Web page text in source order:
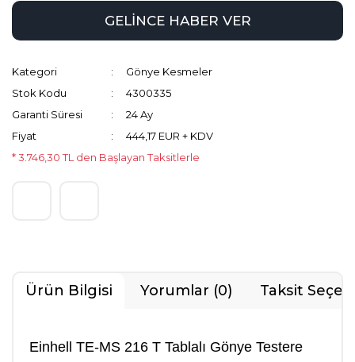
GELİNCE HABER VER
Kategori
Gönye Kesmeler
Stok Kodu
4300335
Garanti Süresi
24 Ay
Fiyat
444,17 EUR + KDV
* 3.746,30 TL den Başlayan Taksitlerle
Ürün Bilgisi Yorumlar (0) Taksit
Einhell TE-MS 216 T Tablalı Gönye Testere